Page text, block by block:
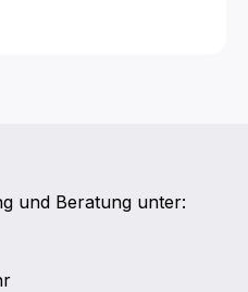
und Beratung unter: